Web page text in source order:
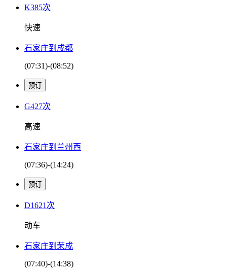
K385次
快速
石家庄到成都
(07:31)-(08:52)
G427次
高速
石家庄到兰州西
(07:36)-(14:24)
D1621次
动车
石家庄到荣成
(07:40)-(14:38)